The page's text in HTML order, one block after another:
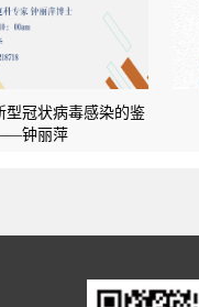
型冠状病毒感染的鉴
钟丽萍